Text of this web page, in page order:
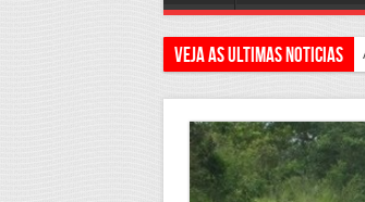
Veja as ultimas Noticias